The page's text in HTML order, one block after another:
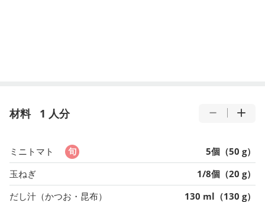
材料 1 人分
ミニトマト
5個（50 g）
玉ねぎ
1/8個（20 g）
だし汁（かつお・昆布）
130 ml（130 g）